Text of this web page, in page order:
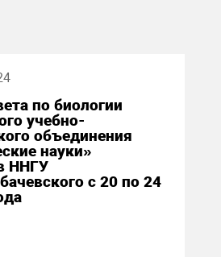
по биологии
учебно-
объединения
науки»
ННГУ
с 20 по 24